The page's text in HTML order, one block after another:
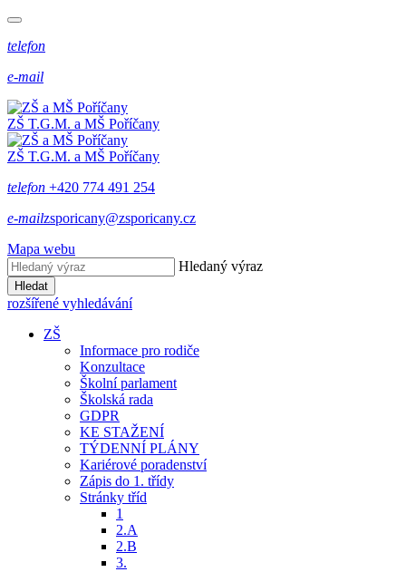
telefon
e-mail
ZŠ T.G.M. a MŠ Poříčany
ZŠ T.G.M. a MŠ Poříčany
telefon +420 774 491 254
e-mailzsporicany@zsporicany.cz
Mapa webu
Hledaný výraz
Hledat
rozšířené vyhledávání
ZŠ
Informace pro rodiče
Konzultace
Školní parlament
Školská rada
GDPR
KE STAŽENÍ
TÝDENNÍ PLÁNY
Kariérové poradenství
Zápis do 1. třídy
Stránky tříd
1
2.A
2.B
3.